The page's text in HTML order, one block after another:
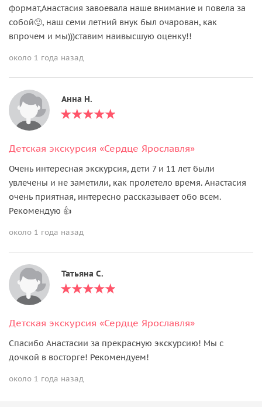
формат,Анастасия завоевала наше внимание и повела за
собой🙂, наш семи летний внук был очарован, как
впрочем и мы)))ставим наивысшую оценку!!
около 1 года назад
Анна Н.
Детская экскурсия «Сердце Ярославля»
Очень интересная экскурсия, дети 7 и 11 лет были
увлечены и не заметили, как пролетело время. Анастасия
очень приятная, интересно рассказывает обо всем.
Рекомендую 👍
около 1 года назад
Татьяна С.
Детская экскурсия «Сердце Ярославля»
Спасибо Анастасии за прекрасную экскурсию! Мы с
дочкой в восторге! Рекомендуем!
около 1 года назад